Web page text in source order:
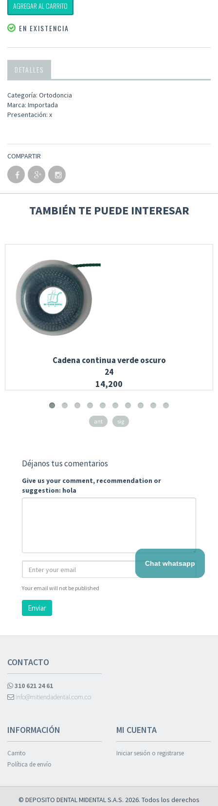
AGREGAR AL CARRITO
EN EXISTENCIA
DETALLES
Categoría: Ortodoncia
Marca: Importada
Presentación: x
COMPARTIR
TAMBIÉN TE PUEDE INTERESAR
Cadena continua verde oscuro
24
14,200
ant sig
Déjanos tus comentarios
Give us your comment, recommendation or
suggestion: hola
Your email will not be published
Enviar
CONTACTO
310 621 24 61
info@mitiendadental.com.co
INFORMACIÓN
Carrito
Política de envío
MI CUENTA
Iniciar sesión o registrarse
© DEPOSITO DENTAL MIDENTAL S.A.S. 2026. Todos los derechos
Chat whatsapp